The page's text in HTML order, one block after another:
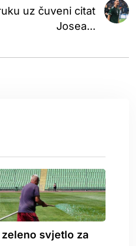
uz čuveni citat
Josea...
svjetlo za